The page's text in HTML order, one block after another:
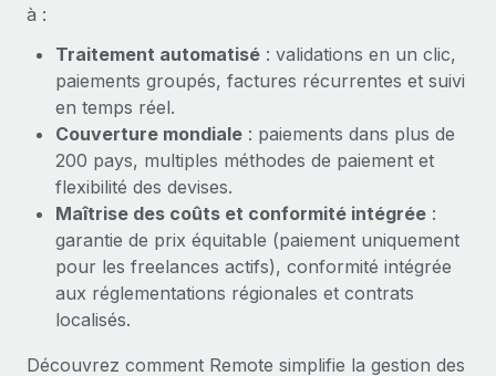
à :
Traitement automatisé : validations en un clic,
paiements groupés, factures récurrentes et suivi
en temps réel.
Couverture mondiale : paiements dans plus de
200 pays, multiples méthodes de paiement et
flexibilité des devises.
Maîtrise des coûts et conformité intégrée :
garantie de prix équitable (paiement uniquement
pour les freelances actifs), conformité intégrée
aux réglementations régionales et contrats
localisés.
Découvrez comment Remote simplifie la gestion des